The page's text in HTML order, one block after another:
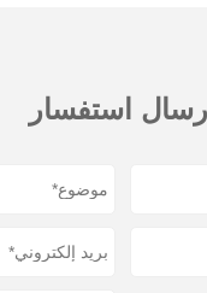
إرسال استفسار